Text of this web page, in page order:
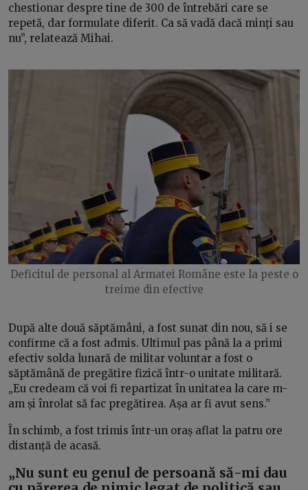
chestionar despre tine de 300 de întrebări care se
repetă, dar formulate diferit. Ca să vadă dacă minți sau
nu”, relatează Mihai.
Deficitul de personal al Armatei Române este la peste o
treime din efective
După alte două săptămâni, a fost sunat din nou, să i se
confirme că a fost admis. Ultimul pas până la a primi
efectiv solda lunară de militar voluntar a fost o
săptămână de pregătire fizică într-o unitate militară.
„Eu credeam că voi fi repartizat în unitatea la care m-
am și înrolat să fac pregătirea. Așa ar fi avut sens.”
În schimb, a fost trimis într-un oraș aflat la patru ore
distanță de acasă.
„Nu sunt eu genul de persoană să-mi dau